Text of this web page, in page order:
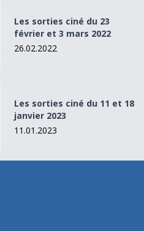
et 3 mars 2022
Les sorties ciné du 23
février et 3 mars 2022
26.02.2022
2023
Les sorties ciné du 11 et 18
janvier 2023
11.01.2023